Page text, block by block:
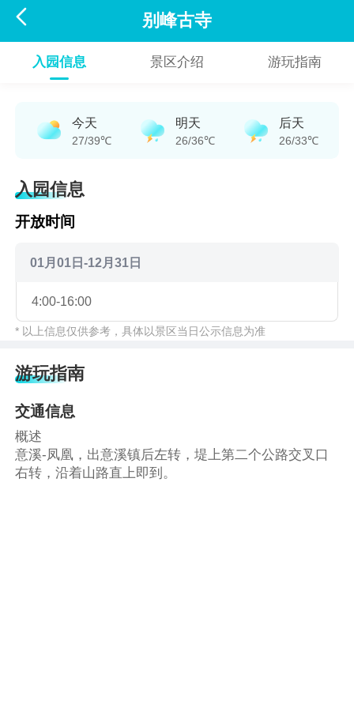
 别峰古寺
入园信息 景区介绍 游玩指南
今天
27/39℃
明天
26/36℃
后天
26/33℃
入园信息
开放时间
01月01日-12月31日
4:00-16:00
* 以上信息仅供参考，具体以景区当日公示信息为准
游玩指南
交通信息
概述
意溪-凤凰，出意溪镇后左转，堤上第二个公路交叉口
右转，沿着山路直上即到。